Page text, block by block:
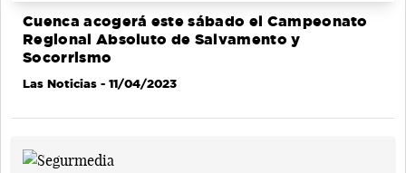
Cuenca acogerá este sábado el Campeonato
Regional Absoluto de Salvamento y
Socorrismo
Las Noticias - 11/04/2023